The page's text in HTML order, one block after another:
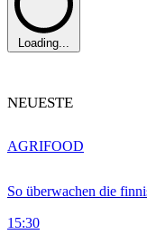
Loading...
NEUESTE
So überwachen die
15:30
AGRIFOOD